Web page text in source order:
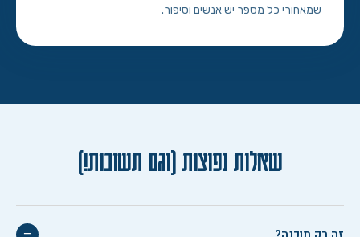
שמאחורי כל מספר יש אנשים וסיפור.
שאלות נפוצות (וגם תשובות!)